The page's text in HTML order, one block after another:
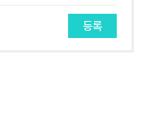
등록